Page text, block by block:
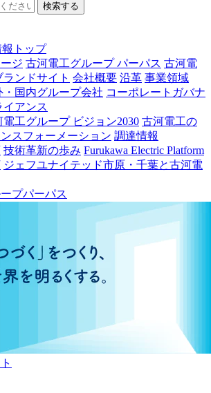
検索する
トップ
ジ 古河電工グループ パーパス 古河電
ンドサイト 会社概要 沿革 事業領域
・国内グループ会社 コーポレートガバナ
イアンス
電工グループ ビジョン2030 古河電工の
スフォーメーション 調達情報
技術革新の歩み Furukawa Electric Platform
ジェフユナイテッド市原・千葉と古河電
プパーパス